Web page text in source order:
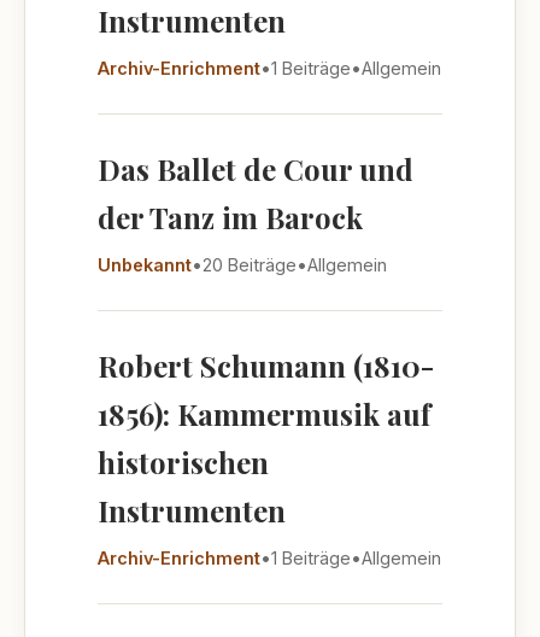
Instrumenten
Archiv-Enrichment•1 Beiträge•Allgemein
Das Ballet de Cour und
der Tanz im Barock
Unbekannt•20 Beiträge•Allgemein
Robert Schumann (1810-
1856): Kammermusik auf
historischen
Instrumenten
Archiv-Enrichment•1 Beiträge•Allgemein